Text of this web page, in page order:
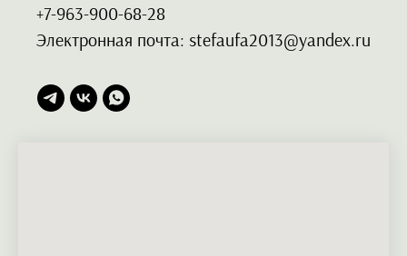
+7-963-900-68-28
Электронная почта: stefaufa2013@yandex.ru